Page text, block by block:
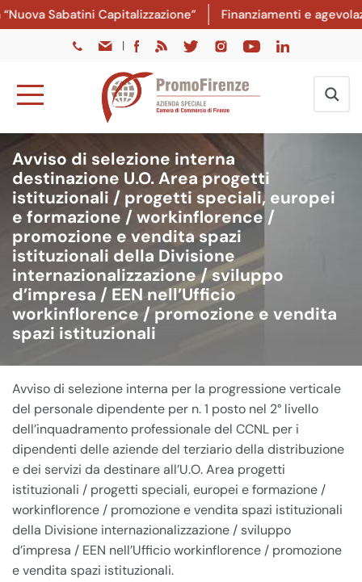
Sabatini Capitalizzazione” Finanziamenti e
|
Avviso di selezione interna
destinazione U.O. Area progetti
istituzionali / progetti speciali, europei
e formazione / workinflorence /
promozione e vendita spazi
istituzionali della Divisione
internazionalizzazione / sviluppo
d’impresa / EEN nell’Ufficio
workinflorence / promozione e vendita
spazi istituzionali
Avviso di selezione interna per la progressione verticale
del personale dipendente per n. 1 posto nel 2° livello
dell’inquadramento professionale del CCNL per i
dipendenti delle aziende del terziario della distribuzione
e dei servizi da destinare all’U.O. Area progetti
istituzionali / progetti speciali, europei e formazione /
workinflorence / promozione e vendita spazi istituzionali
della Divisione internazionalizzazione / sviluppo
d’impresa / EEN nell’Ufficio workinflorence / promozione
e vendita spazi istituzionali.